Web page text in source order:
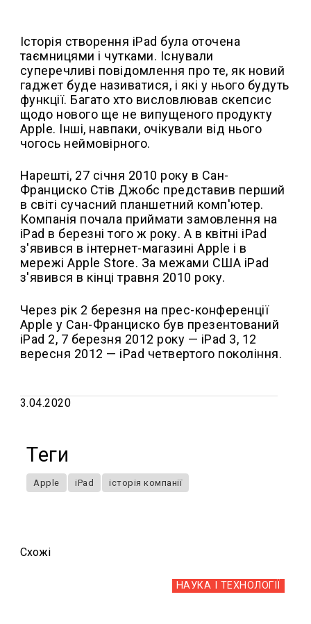
Історія створення iPad була оточена
таємницями і чутками. Існували
суперечливі повідомлення про те, як новий
гаджет буде називатися, і які у нього будуть
функції. Багато хто висловлював скепсис
щодо нового ще не випущеного продукту
Apple. Інші, навпаки, очікували від нього
чогось неймовірного.
Нарешті, 27 січня 2010 року в Сан-
Франциско Стів Джобс представив перший
в світі сучасний планшетний комп'ютер.
Компанія почала приймати замовлення на
iPad в березні того ж року. А в квітні iPad
з'явився в інтернет-магазині Apple і в
мережі Apple Store. За межами США iPad
з'явився в кінці травня 2010 року.
Через рік 2 березня на прес-конференції
Apple у Сан-Франциско був презентований
iPad 2, 7 березня 2012 року — iPad 3, 12
вересня 2012 — iPad четвертого покоління.
3.04.2020
Теги
Apple iPad історія компанії
Схожi
НАУКА І ТЕХНОЛОГІЇ